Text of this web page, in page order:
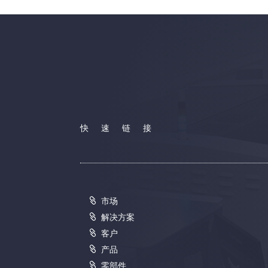
快速链接
市场
解决方案
客户
产品
零部件